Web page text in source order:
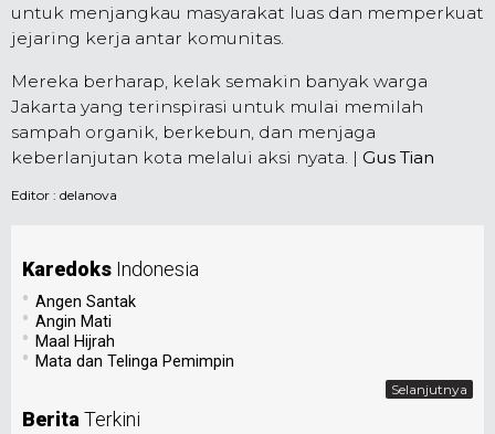
untuk menjangkau masyarakat luas dan memperkuat
jejaring kerja antar komunitas.
Mereka berharap, kelak semakin banyak warga
Jakarta yang terinspirasi untuk mulai memilah
sampah organik, berkebun, dan menjaga
keberlanjutan kota melalui aksi nyata. | Gus Tian
Editor : delanova
Karedoks Indonesia
• Angen Santak
• Angin Mati
• Maal Hijrah
• Mata dan Telinga Pemimpin
Selanjutnya
BeritaTerkini